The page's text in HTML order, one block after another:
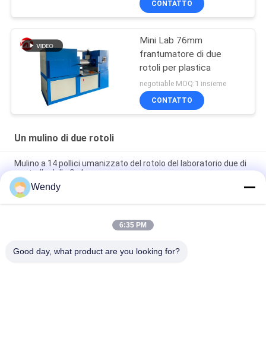
CONTATTO
Mini Lab 76mm
frantumatore di due
rotoli per plastica
negotiable MOQ:1 insieme
CONTATTO
Un mulino di due rotoli
Mulino a 14 pollici umanizzato del rotolo del laboratorio due di
controllo dello SpA
mulino del rotolo di 12inch 16inch due per di plastica e di
gomma con uso del laboratorio
mulino del rotolo 14inch due per masticare e l'impastamento
Wendy
6:35 PM
Good day, what product are you looking for?